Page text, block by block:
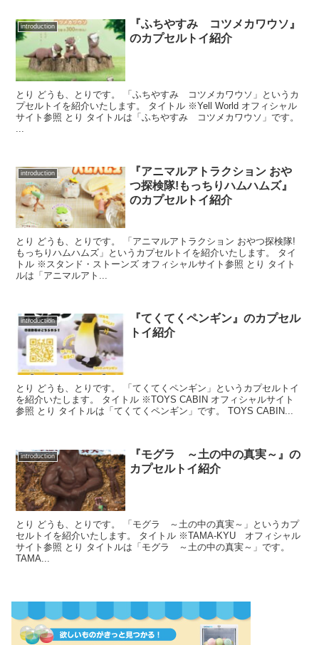
introduction
『ふちやすみ コツメカワウソ』
のカプセルトイ紹介
とり どうも、とりです。 「ふちやすみ コツメカワウソ」というカ
プセルトイを紹介いたします。 タイトル ※Yell World オフィシャル
サイト参照 とり タイトルは「ふちやすみ コツメカワウソ」です。
introduction
『アニマルアトラクション おや
つ探検隊!もっちりハムハムズ』
のカプセルトイ紹介
とり どうも、とりです。 「アニマルアトラクション おやつ探検隊!
もっちりハムハムズ」というカプセルトイを紹介いたします。 タイ
トル ※スタンド・ストーンズ オフィシャルサイト参照 とり タイト
ルは「アニマルアト...
introduction
『てくてくペンギン』のカプセル
トイ紹介
とり どうも、とりです。 「てくてくペンギン」というカプセルトイ
を紹介いたします。 タイトル ※TOYS CABIN オフィシャルサイト
参照 とり タイトルは「てくてくペンギン」です。 TOYS CABIN...
introduction
『モグラ ～土の中の真実～』の
カプセルトイ紹介
とり どうも、とりです。 「モグラ ～土の中の真実～」というカプ
セルトイを紹介いたします。 タイトル ※TAMA-KYU オフィシャル
サイト参照 とり タイトルは「モグラ ～土の中の真実～」です。
TAMA...